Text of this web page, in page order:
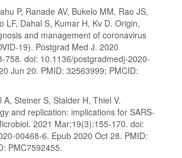
P, Ranade AV, Bukelo MM, Rao JS,
LF, Dahal S, Kumar H, Kv D. Origin,
and management of coronavirus
19). Postgrad Med J. 2020
758. doi: 10.1136/postgradmedj-2020-
Jun 20. PMID: 32563999; PMCID:
A, Steiner S, Stalder H, Thiel V.
and replication: implications for SARS-
2021 Mar;19(3):155-170. doi:
00468-6. Epub 2020 Oct 28. PMID:
PMC7592455.